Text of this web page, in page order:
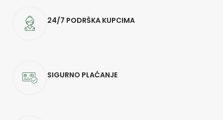
24/7 PODRŠKA KUPCIMA
SIGURNO PLAĆANJE